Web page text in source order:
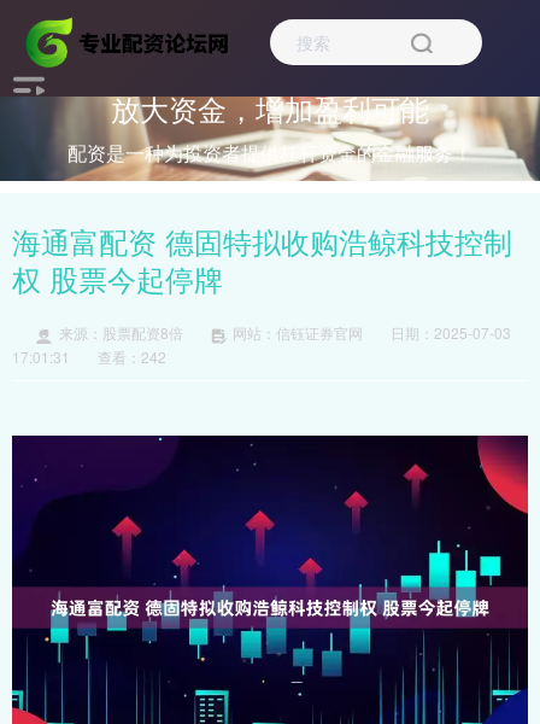
放大资金，增加盈利可能
配资是一种为投资者提供杠杆资金的金融服务！
海通富配资 德固特拟收购浩鲸科技控制
权 股票今起停牌
来源：股票配资8倍 网站：信钰证券官网
日期：2025-07-03
17:01:31
查看：242